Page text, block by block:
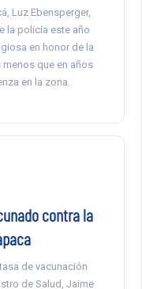
Luz Ebensperger,
la policía este año
en honor de la
menos que en años
en la zona.
contra la
de vacunación
de Salud, Jaime